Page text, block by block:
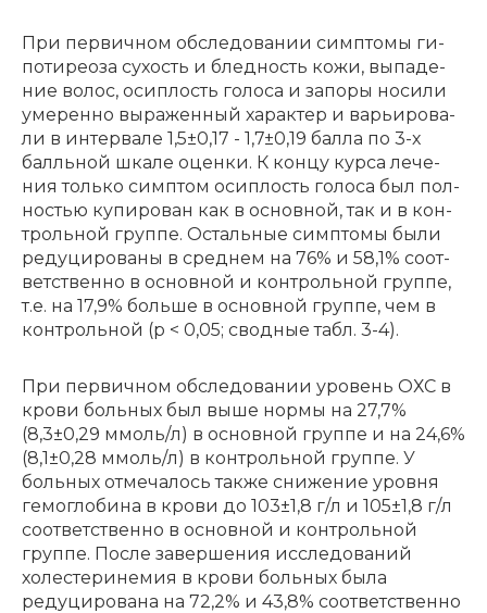
При пер­вич­ном об­сле­до­ва­нии симп­то­мы ги­
по­ти­рео­за су­хость и блед­ность ко­жи, вы­па­де­
ние во­лос, осип­лость го­ло­са и за­по­ры но­си­ли
уме­рен­но вы­ра­жен­ный ха­рак­тер и ва­рьи­ро­ва­
ли в ин­тер­ва­ле 1,5±0,17 - 1,7±0,19 бал­ла по 3-х
балль­ной шка­ле оцен­ки. К кон­цу кур­са ле­че­
ния толь­ко симп­том осип­лость го­ло­са был пол­
но­стью ку­пи­ро­ван как в основ­ной, так и в кон­
троль­ной груп­пе. Осталь­ные симп­то­мы бы­ли
ре­ду­ци­ро­ва­ны в сред­нем на 76% и 58,1% со­от­
вет­ствен­но в основ­ной и кон­троль­ной груп­пе,
т.е. на 17,9% боль­ше в основ­ной груп­пе, чем в
кон­троль­ной (p < 0,05; сводные табл. 3-4).
При первичном обследовании уровень ОХС в
крови больных был выше нормы на 27,7%
(8,3±0,29 ммоль/л) в основной группе и на 24,6%
(8,1±0,28 ммоль/л) в контрольной группе. У
больных отмечалось также снижение уровня
гемоглобина в крови до 103±1,8 г/л и 105±1,8 г/л
соответственно в основной и контрольной
группе. После завершения исследований
холестеринемия в крови больных была
редуцирована на 72,2% и 43,8% соответственно